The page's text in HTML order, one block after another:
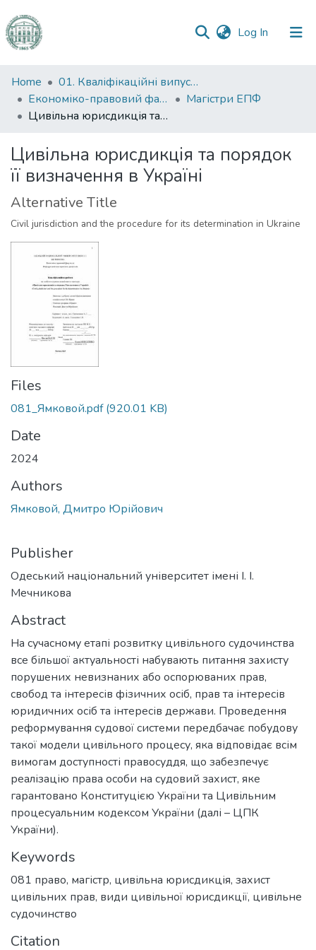
Log In (current)
Communities
&
Collections
Statistics
Home
01. Кваліфікаційні випускні роботи здобувачів вищої освіти
Економіко-правовий факультет
Магістри ЕПФ
Цивільна юрисдикція та порядок її визначення в Україні
Цивільна юрисдикція та порядок
її визначення в Україні
Alternative Title
Civil jurisdiction and the procedure for its determination in Ukraine
Files
081_Ямковой.pdf(920.01 KB)
Date
2024
Authors
Ямковой, Дмитро Юрійович
Publisher
Одеський національний університет імені І. І.
Мечникова
Abstract
На сучасному етапі розвитку цивільного судочинства
все більшої актуальності набувають питання захисту
порушених невизнаних або оспорюваних прав,
свобод та інтересів фізичних осіб, прав та інтересів
юридичних осіб та інтересів держави. Проведення
реформування судової системи передбачає побудову
такої модели цивільного процесу, яка відповідає всім
вимогам доступності правосуддя, що забезпечує
реалізацію права особи на судовий захист, яке
гарантовано Конституцією України та Цивільним
процесуальним кодексом України (далі – ЦПК
України).
Keywords
081 право, магістр, цивільна юрисдикція, захист
цивільних прав, види цивільної юрисдикції, цивільне
судочинство
Citation